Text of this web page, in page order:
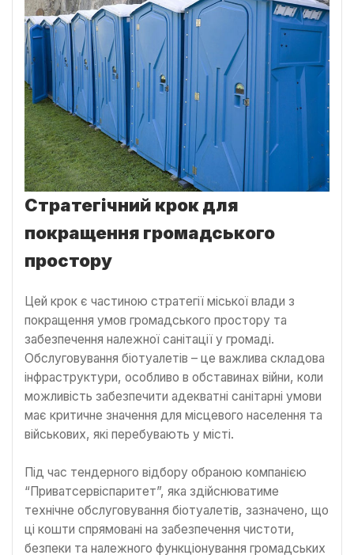
Стратегічний крок для
покращення громадського
простору
Цей крок є частиною стратегії міської влади з
покращення умов громадського простору та
забезпечення належної санітації у громаді.
Обслуговування біотуалетів – це важлива складова
інфраструктури, особливо в обставинах війни, коли
можливість забезпечити адекватні санітарні умови
має критичне значення для місцевого населення та
військових, які перебувають у місті.
Під час тендерного відбору обраною компанією
“Приватсервіспаритет”, яка здійснюватиме
технічне обслуговування біотуалетів, зазначено, що
ці кошти спрямовані на забезпечення чистоти,
безпеки та належного функціонування громадських